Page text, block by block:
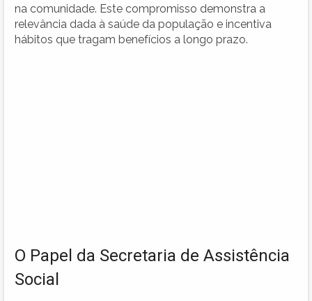
na comunidade. Este compromisso demonstra a
relevância dada à saúde da população e incentiva
hábitos que tragam benefícios a longo prazo.
O Papel da Secretaria de Assistência
Social